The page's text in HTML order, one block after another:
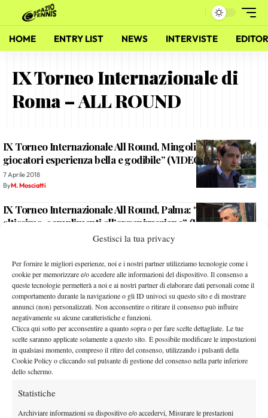
Gestisci la tua privacy
Per fornire le migliori esperienze, noi e i nostri partner utilizziamo tecnologie come i
cookie per memorizzare e/o accedere alle informazioni del dispositivo. Il consenso a
queste tecnologie permetterà a noi e ai nostri partner di elaborare dati personali come il
comportamento durante la navigazione o gli ID univoci su questo sito e di mostrare
annunci (non) personalizzati. Non acconsentire o ritirare il consenso può influire
negativamente su alcune caratteristiche e funzioni.
Clicca qui sotto per acconsentire a quanto sopra o per fare scelte dettagliate. Le tue
scelte saranno applicate solamente a questo sito. È possibile modificare le impostazioni
in qualsiasi momento, compreso il ritiro del consenso, utilizzando i pulsanti della
Cookie Policy o cliccando sul pulsante di gestione del consenso nella parte inferiore
dello schermo.
Statistiche
Archiviare informazioni su dispositivo e/o accedervi, Misurare le prestazioni
HOME ENTRY LIST NEWS INTERVISTE
IX Torneo Internazionale di
Roma – ALL ROUND
IX Torneo Internazionale All Round, Mingoli: “Per i
giocatori esperienza bella e godibile” (VIDEO)
7 Aprile 2018
ByM. Mosciatti
IX Torneo Internazionale All Round, Palma: “Livello
altissimo, complimenti all’organizzazione” (VIDEO)
IX Torneo Internazionale All Round: prima giornata senza
sorprese
7 Aprile 2018
L. Andreoli
Presentazione IX Torneo Internazionale di Roma – All
Round
6 Aprile 2018
L. Fiorino
1 2 3 4